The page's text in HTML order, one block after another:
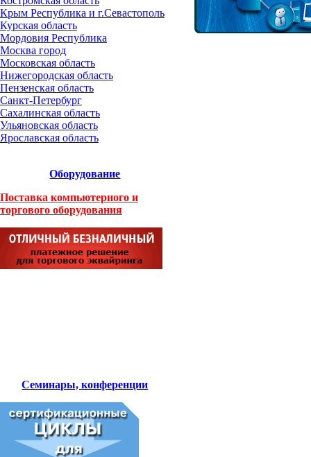
Крым Республика и г.Севастополь
Курская область
Мордовия Республика
Москва город
Московская область
Нижегородская область
Пензенская область
Санкт-Петербург
Сахалинская область
Ульяновская область
Ярославская область
Оборудование
Поставка компьютерного и
торгового оборудования
Семинары, конференции